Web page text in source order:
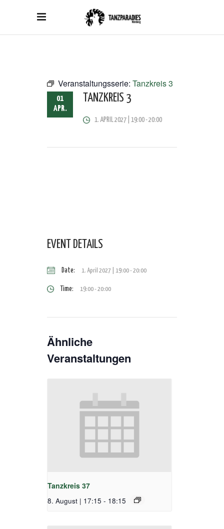
Veranstaltungsserie: Tanzkreis 3
01
APR.
TANZKREIS 3
1. APRIL 2027 | 19:00-20:00
EVENT DETAILS
Date: 1. April 2027 | 19:00-20:00
Time: 19:00 - 20:00
Ähnliche
Veranstaltungen
Tanzkreis 37
8. August | 17:15 - 18:15